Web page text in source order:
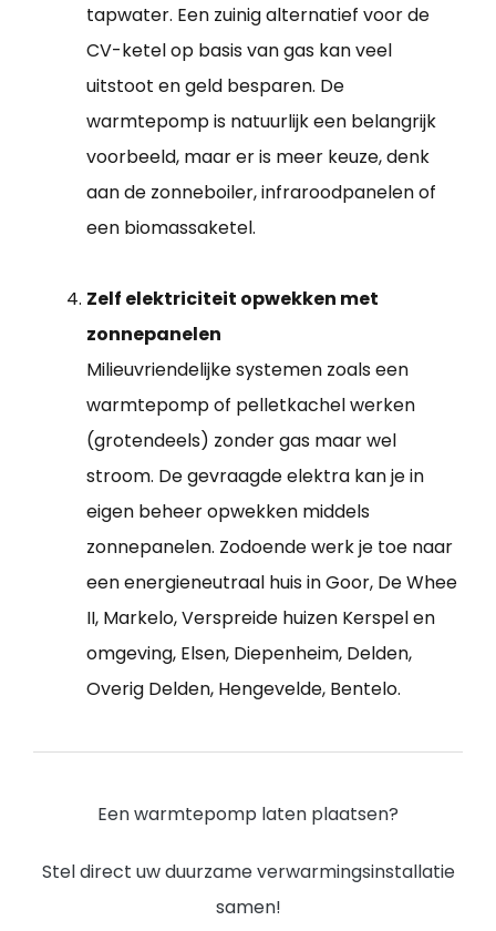
tapwater. Een zuinig alternatief voor de
CV-ketel op basis van gas kan veel
uitstoot en geld besparen. De
warmtepomp is natuurlijk een belangrijk
voorbeeld, maar er is meer keuze, denk
aan de zonneboiler, infraroodpanelen of
een biomassaketel.
Zelf elektriciteit opwekken met
zonnepanelen
Milieuvriendelijke systemen zoals een
warmtepomp of pelletkachel werken
(grotendeels) zonder gas maar wel
stroom. De gevraagde elektra kan je in
eigen beheer opwekken middels
zonnepanelen. Zodoende werk je toe naar
een energieneutraal huis in Goor, De Whee
II, Markelo, Verspreide huizen Kerspel en
omgeving, Elsen, Diepenheim, Delden,
Overig Delden, Hengevelde, Bentelo.
Een warmtepomp laten plaatsen?
Stel direct uw duurzame verwarmingsinstallatie
samen!